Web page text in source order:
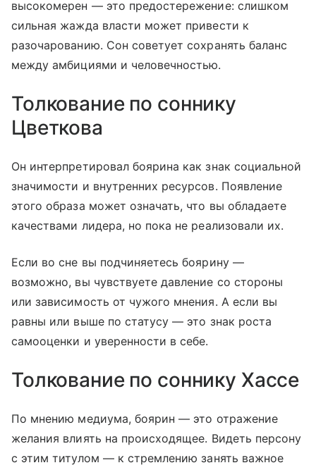
высокомерен — это предостережение: слишком
сильная жажда власти может привести к
разочарованию. Сон советует сохранять баланс
между амбициями и человечностью.
Толкование по соннику
Цветкова
Он интерпретировал боярина как знак социальной
значимости и внутренних ресурсов. Появление
этого образа может означать, что вы обладаете
качествами лидера, но пока не реализовали их.
Если во сне вы подчиняетесь боярину —
возможно, вы чувствуете давление со стороны
или зависимость от чужого мнения. А если вы
равны или выше по статусу — это знак роста
самооценки и уверенности в себе.
Толкование по соннику Хассе
По мнению медиума, боярин — это отражение
желания влиять на происходящее. Видеть персону
с этим титулом — к стремлению занять важное